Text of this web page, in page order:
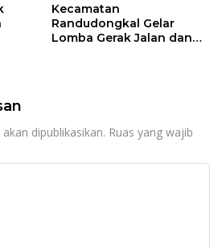
Kecamatan
Randudongkal Gelar
Lomba Gerak Jalan dan
dipublikasikan. Ruas yang wajib